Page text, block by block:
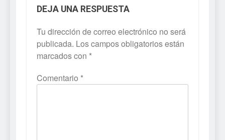
DEJA UNA RESPUESTA
Tu dirección de correo electrónico no será
publicada. Los campos obligatorios están
marcados con *
Comentario *